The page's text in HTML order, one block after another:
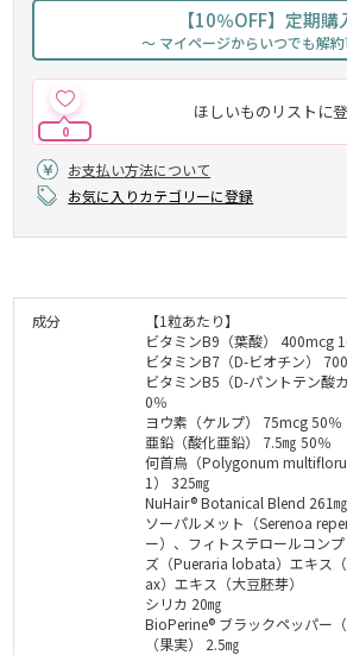
【10％OFF】定期購
～ マイページからいつでも解
ほしいものリストに
0
お支払い方法について
お気に入りカテゴリーに登録
成分
【1粒あたり】
ビタミンB9（葉酸） 400mcg
ビタミンB7（D-ビオチン）
ビタミンB5（D-パントテン酸
0％
ヨウ素（ケルプ） 75mcg 50％
亜鉛（酸化亜鉛） 7.5㎎ 50％
何首烏（Polygonum
1） 325㎎
NuHair® Botanical Blend 261㎎
ソーパルメット（Serenoa
ー）、フィトステロールコン
ズ（Pueraria lobata）エキス
ax）エキス（大豆胚芽）
シリカ 20㎎
BioPerine® ブラックペッパー
（果実） 2.5㎎